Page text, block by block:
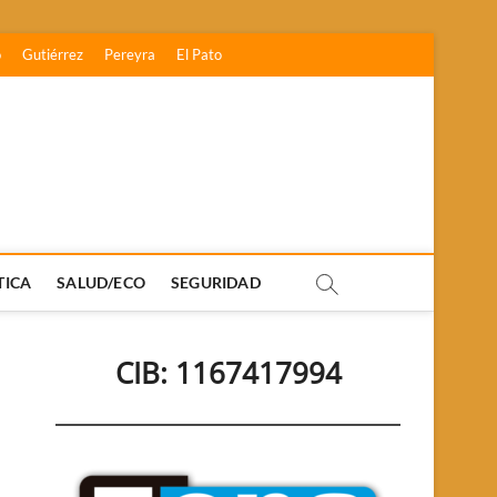
Gutiérrez Pereyra El Pato
SALUD/ECO SEGURIDAD
CIB: 1167417994